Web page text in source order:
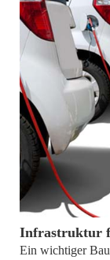
Infrastruktur
Ein wichtiger